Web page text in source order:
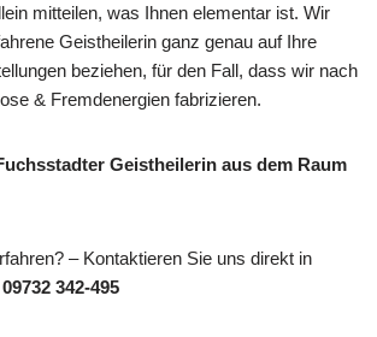
mitteilen, was Ihnen elementar ist. Wir
Geistheilerin ganz genau auf Ihre
beziehen, für den Fall, dass wir nach
& Fremdenergien fabrizieren.
Geistheilerin aus dem Raum
– Kontaktieren Sie uns direkt in
342-495